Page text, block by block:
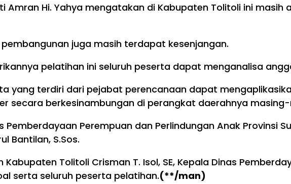
Amran Hi. Yahya mengatakan di Kabupaten Tolitoli ini
juga masih terdapat kesenjangan.
pelatihan ini seluruh peserta dapat menganalisa
yang terdiri dari pejabat perencanaan dapat
secara berkesinambungan di perangkat daerahnya
Perempuan dan Perlindungan Anak Provinsi
Bantilan, S.Sos.
Tolitoli Crisman T. Isol, SE, Kepala Dinas
serta seluruh peserta pelatihan.(**/man)